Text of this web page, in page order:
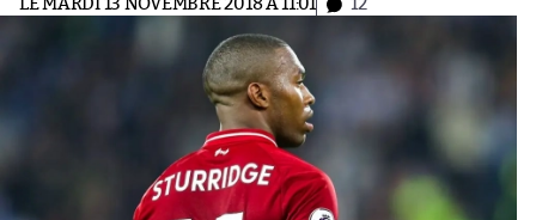
LE MARDI 13 NOVEMBRE 2018 À 11:01 12